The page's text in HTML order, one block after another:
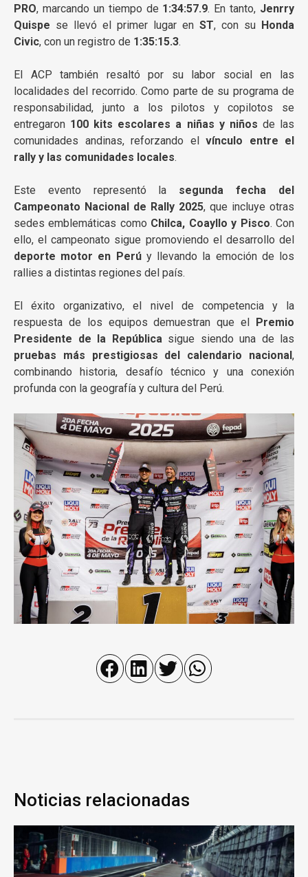
PRO, marcando un tiempo de 1:34:57.9. En tanto, Jenrry
Quispe se llevó el primer lugar en ST, con su Honda
Civic, con un registro de 1:35:15.3.
El ACP también resaltó por su labor social en las
localidades del recorrido. Como parte de su programa de
responsabilidad, junto a los pilotos y copilotos se
entregaron 100 kits escolares a niñas y niños de las
comunidades andinas, reforzando el vínculo entre el
rally y las comunidades locales.
Este evento representó la segunda fecha del
Campeonato Nacional de Rally 2025, que incluye otras
sedes emblemáticas como Chilca, Coayllo y Pisco. Con
ello, el campeonato sigue promoviendo el desarrollo del
deporte motor en Perúy llevando la emoción de los
rallies a distintas regiones del país.
El éxito organizativo, el nivel de competencia y la
respuesta de los equipos demuestran que el
Premio
Presidente de la Repúblicasigue siendo una de las
pruebas más prestigiosas del calendario nacional ,
combinando historia, desafío técnico y una conexión
profunda con la geografía y cultura del Perú.
Noticias relacionadas